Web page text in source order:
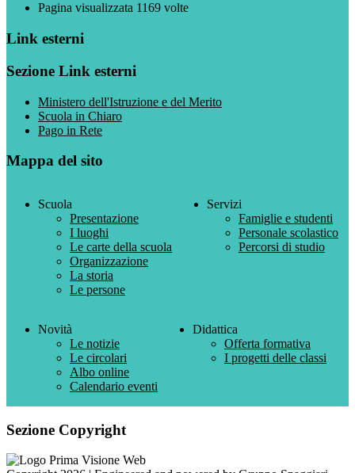
Pagina visualizzata 1169 volte
Link esterni
Sezione Link esterni
Ministero dell'Istruzione e del Merito
Scuola in Chiaro
Pago in Rete
Mappa del sito
Scuola
Presentazione
I luoghi
Le carte della scuola
Organizzazione
La storia
Le persone
Servizi
Famiglie e studenti
Personale scolastico
Percorsi di studio
Novità
Le notizie
Le circolari
Albo online
Calendario eventi
Didattica
Offerta formativa
I progetti delle classi
Sezione Copyright